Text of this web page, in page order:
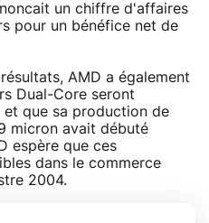
un chiffre d'affaires
pour un bénéfice net de
AMD a également
Dual-Core seront
que sa production de
micron avait débuté
espère que ces
dans le commerce
2004.